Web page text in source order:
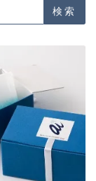
検索